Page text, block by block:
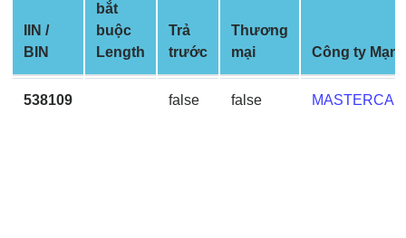
v2
BIN
CC
Generator
from
IIN /
BIN
bắt
buộc
Length
Trả
trước
Thương
mại
Công ty
538109 false false